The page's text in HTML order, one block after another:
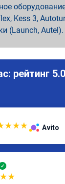
Kess 3,
(Launch, Autel).
рейтинг
★★★ Avito
✓
★★